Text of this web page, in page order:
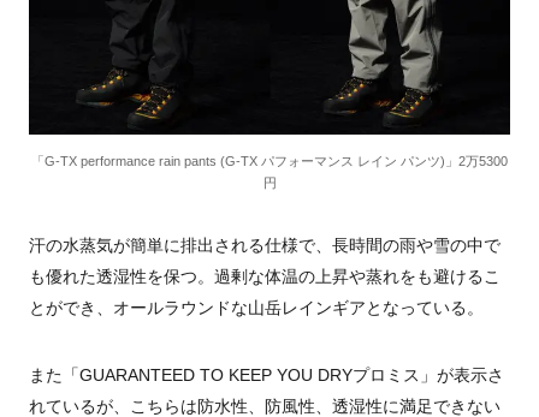
「G-TX performance rain pants (G-TX パフォーマンス レイン パンツ)」2万5300
円
汗の水蒸気が簡単に排出される仕様で、長時間の雨や雪の中で
も優れた透湿性を保つ。過剰な体温の上昇や蒸れをも避けるこ
とができ、オールラウンドな山岳レインギアとなっている。
また「GUARANTEED TO KEEP YOU DRYプロミス」が表示さ
れているが、こちらは防水性、防風性、透湿性に満足できない